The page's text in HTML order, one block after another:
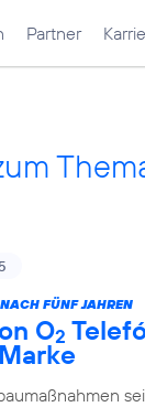
Partner
FÜNF JAHREN
O2